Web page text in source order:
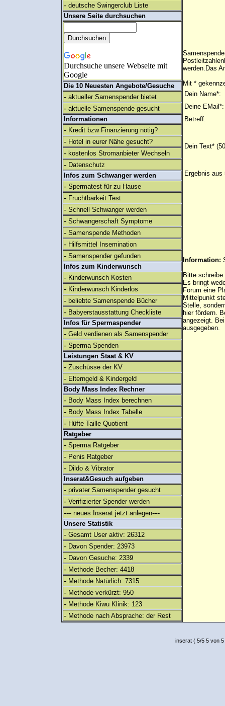
- deutsche Swingerclub Liste
Unsere Seite durchsuchen
Durchsuche unsere Webseite mit
Google
Die 10 Neuesten Angebote/Gesuche
- aktueller Samenspender bietet
- aktuelle Samenspende gesucht
Informationen
- Kredit bzw Finanzierung nötig?
- Hotel in eurer Nähe gesucht?
- kostenlos Stromanbieter Wechseln
- Datenschutz
Infos zum Schwanger werden
- Spermatest für zu Hause
- Fruchtbarkeit Test
- Schnell Schwanger werden
- Schwangerschaft Symptome
- Samenspende Methoden
- Hilfsmittel Insemination
- Samenspender gefunden
Infos zum Kinderwunsch
- Kinderwunsch Kosten
- Kinderwunsch Kinderlos
- beliebte Samenspende Bücher
- Babyerstausstattung Checkliste
Infos für Spermaspender
- Geld verdienen als Samenspender
- Sperma Spenden
Leistungen Staat & KV
- Zuschüsse der KV
- Elterngeld & Kindergeld
Body Mass Index Rechner
- Body Mass Index berechnen
- Body Mass Index Tabelle
- Hüfte Taille Quotient
Ratgeber
- Sperma Ratgeber
- Penis Ratgeber
- Dildo & Vibrator
Inserat&Gesuch aufgeben
- privater Samenspender gesucht
- Verifizierter Spender werden
--- neues Inserat jetzt anlegen---
Unsere Statistik
- Gesamt User aktiv: 26312
- Davon Spender: 23973
- Davon Gesuche: 2339
- Methode Becher: 4418
- Methode Natürlich: 7315
- Methode verkürzt: 950
- Methode Kiwu Klinik: 123
- Methode nach Absprache: der Rest
werden.Das
Mit *
Dein Name*:
Deine EMail*:
Betreff:
Dein Text*
Ergebnis aus
Information:
Bitte
Es bringt
Forum eine
Mittelpunkt
Stelle,
hier fördern.
angezeigt.
ausgegeben.
inserat( 5/5 5 von 5